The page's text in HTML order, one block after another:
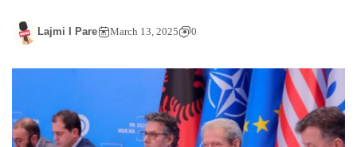
Lajmi I Pare March 13, 2025 0